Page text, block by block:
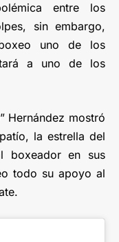
entre los
sin embargo,
uno de los
a uno de los
Hernández mostró
la estrella del
boxeador en sus
todo su apoyo al